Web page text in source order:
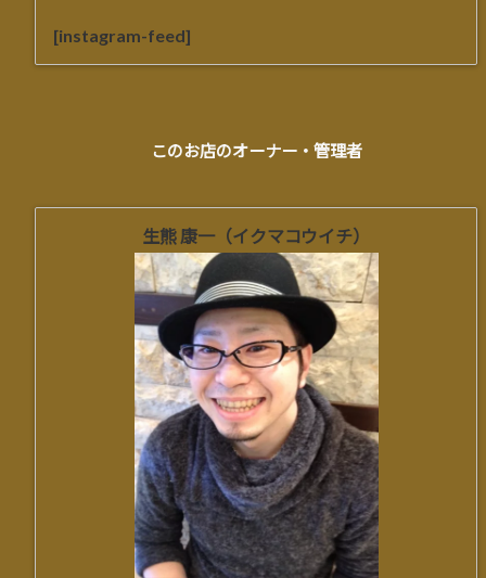
[instagram-feed]
このお店のオーナー・管理者
生熊 康一（イクマコウイチ）